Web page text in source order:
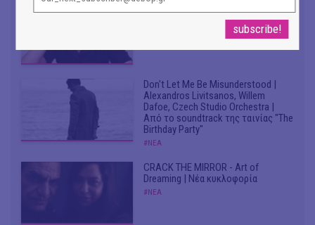
Συνομιλώντας με τη Ρηνιώ
Κυριαζή, καλλιτεχνική διευθύντρια
του ΔΗΠΕΘΕ Ιωαννίνων
Don't Let Me Be Misunderstood |
Alexandros Livitsanos, Willem
Dafoe, Czech Studio Orchestra |
Από το soundtrack της ταινίας "The
Birthday Party"
#ΝΕΑ
CRACK THE MIRROR - Art of
Dreaming | Νέα κυκλοφορία
#ΝΕΑ